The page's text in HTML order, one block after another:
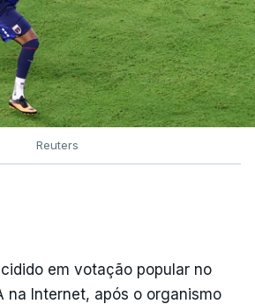
Reuters
em votação popular no
na Internet, após o organismo